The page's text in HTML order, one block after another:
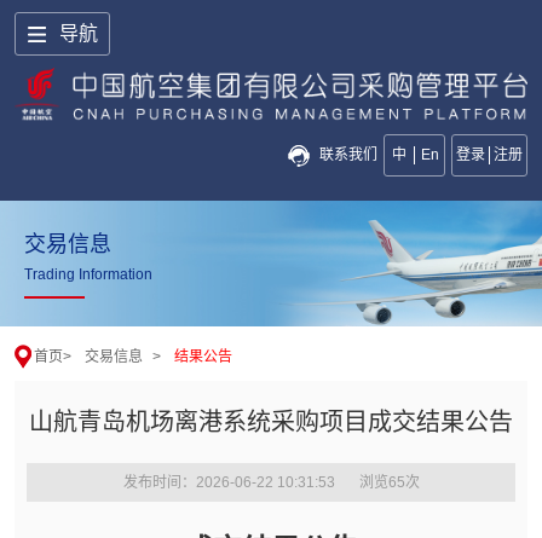
导航
联系我们 中 En 登录 注册
交易信息
Trading Information
首页> 交易信息 > 结果公告
山航青岛机场离港系统采购项目成交结果公告
发布时间：2026-06-22 10:31:53 浏览65次